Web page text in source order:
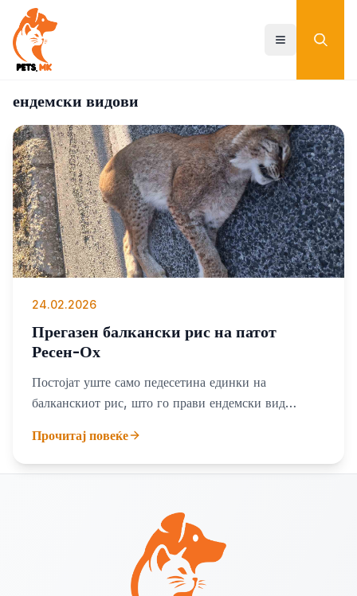
main
content
Toggle menu
ендемски видови
24.02.2026
Прегазен балкански рис на патот
Ресен-Ох
Постојат уште само педесетина единки на
балканскиот рис, што го прави ендемски вид
Прочитај повеќе